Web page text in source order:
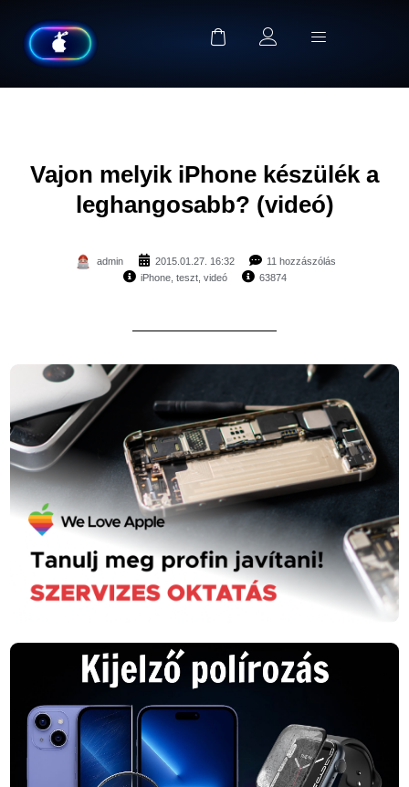
Vajon melyik iPhone készülék a
leghangosabb? (videó)
admin 2015.01.27. 16:32
11 hozzászólás
iPhone, teszt, videó 63874